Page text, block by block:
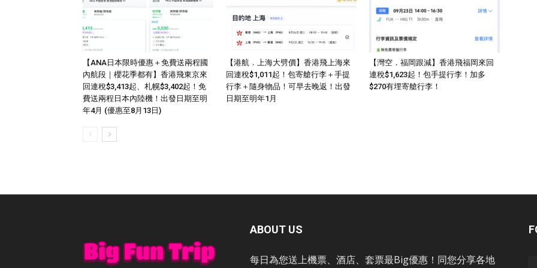
【ANA日本限時優惠＋免費送兩程國
內航段｜櫻花季都有】香港飛東京來
回連稅$3,413起、札幌$3,402起！免
費送兩程日本內陸機！出發日期至明
年4月 (優惠至8月13日)
【港航．上海大劈價】香港飛上海來
回連稅$1,011起！包寄艙行李＋手提
行李＋隨身物品！可早去晚返！出發
日期至明年1月
【灣空．福岡跟減】香港飛福岡來回
連稅$1,623起！包手提行李！加多
$270有埋寄艙行李！
ABOUT US
每日為您送上機票、酒店、套票最Big優惠！同您分享各地